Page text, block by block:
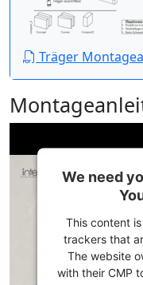
Träger
We need
This content
trackers that
The website
with their CMP